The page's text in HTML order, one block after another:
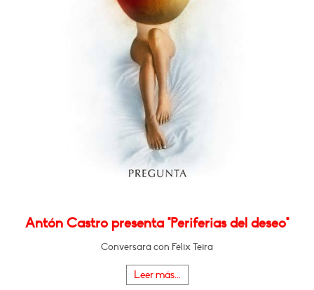
Antón Castro presenta "Periferias del deseo"
Conversará con Félix Teira
Leer más...